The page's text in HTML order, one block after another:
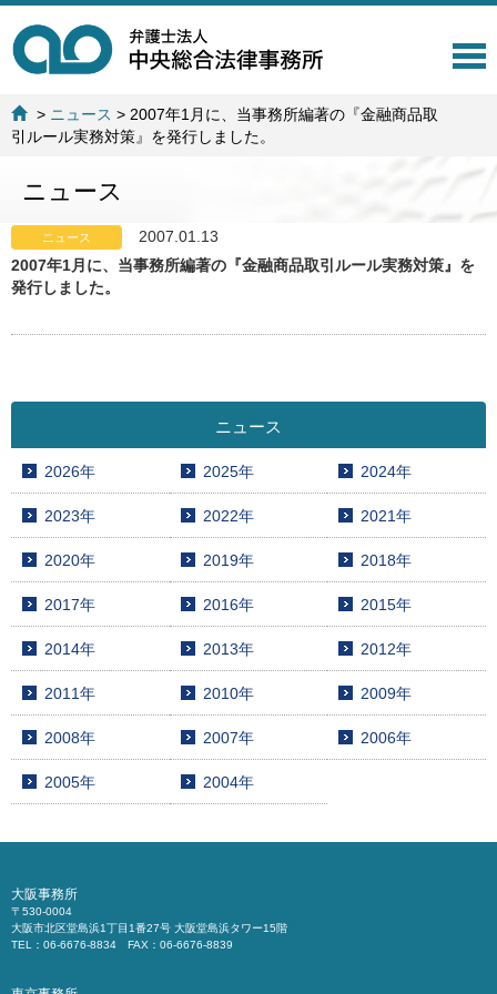
T
g
> ニュース > 2007年1月に、当事務所編著の『金融商品取
引ルール実務対策』を発行しました。
ニュース
ニュース
2007.01.13
2007年1月に、当事務所編著の『金融商品取引ルール実務対策』を
発行しました。
ニュース
2026年 2025年 2024年
2023年 2022年 2021年
2020年 2019年 2018年
2017年 2016年 2015年
2014年 2013年 2012年
2011年 2010年 2009年
2008年 2007年 2006年
2005年 2004年
大阪事務所
〒530-0004
大阪市北区堂島浜1丁目1番27号 大阪堂島浜タワー15階
TEL：06-6676-8834 FAX：06-6676-8839